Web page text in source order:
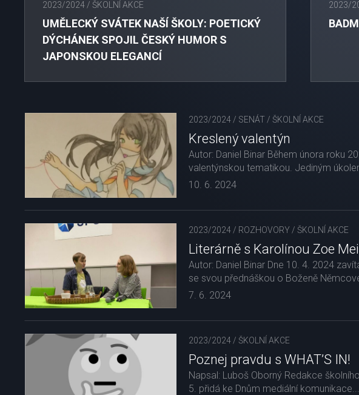
2023/2024 / ŠKOLNÍ AKCE
UMĚLECKÝ SVÁTEK NAŠÍ ŠKOLY: POETICKÝ
DÝCHÁNEK SPOJIL ČESKÝ HUMOR S
JAPONSKOU ELEGANCÍ
2023/
2023/2024 / SENÁT / ŠKOLNÍ AKCE
Kreslený valentýn
Autor: Daniel Binar Během února roku
valentýnskou tematikou. Jediným
10. 6. 2024
2023/2024 / ROZHOVORY / ŠKOLNÍ AKCE
Literárně s Karolínou Zoe
Autor: Daniel Binar Dne 10. 4. 2024
se svou přednáškou o Boženě
7. 6. 2024
2023/2024 / ŠKOLNÍ AKCE
Poznej pravdu s WHAT’S IN!
Napsal: Luboš Oborný Redakce
5. přidá ke Dnům mediální komunikace...